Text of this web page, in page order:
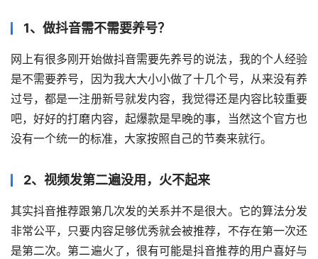
1、做抖音需不需要养号？
网上有很多刚开始做抖音需要先养号的说法，我的个人经验
是不需要养号，因为我大大小小做了十几个号，从来没有养
过号，都是一注册新号就发内容，我觉得还是内容比较重要
吧，好好的打磨内容，起爆款是早晚的事，当然这个官方也
没有一个统一的标准，大家按照自己的节奏来就行。
2、视频发第二遍没用，火不起来
其实抖音推荐跟第几次发的关系并不是很大。它的算法分发
非常公平，只要内容足够优秀就会被推荐，不存在第一次还
是第二次。第二遍火了，很有可能是抖音推荐的用户喜好与